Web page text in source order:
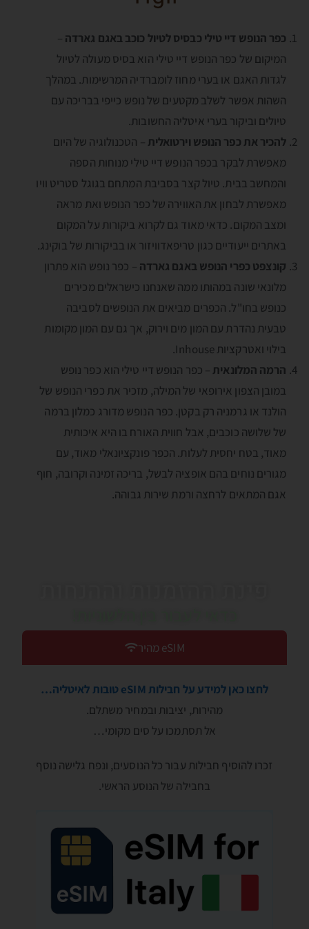
כפר הנופש דיי טילי כבסיס לטיול כוכב באגם גארדה –
המיקום של כפר הנופש דיי טילי הוא בסיס מעולה לטיול
לגדות האגם או בערי מחוז לומברדיה המרשימות. במהלך
השהות אפשר לשלב מקטעים של נופש כייפי בבריכה עם
טיולים וביקור בערי איטליה החשובות.
להכיר את כפר הנופש וירטואלית – הטכנולוגיה של היום
מאפשרת לבקר בכפר הנופש דיי טילי מנוחות הספה
והמחשב בבית. טיול קצר בסביבת המתחם בגוגל סטריט וויו
מאפשרת לבחון את האווירה של כפר הנופש ואת מראה
ומצב המקום. כדאי מאוד גם לקרוא ביקורות על המקום
באתרים ייעודיים כגון טריפאדוויזור או בביקורות של בוקינג.
קונצפט כפרי הנופש באגם גארדה – כפר נופש הוא פתרון
מלונאי שונה במהותו ממה שאנחנו כישראלים מכירים
כנופש בחו"ל. הכפרים מביאים את הנופשים לסביבה
טבעית נהדרת עם המון מים וירוק, אך גם עם המון מקומות
בילוי ואטרקציות Inhouse.
הרמה המלונאית – כפר הנופש דיי טילי הוא כפר נופש
במובן הצפון אירופאי של המילה, מזכיר את כפרי הנופש של
הולנד או גרמניה רק בקטן. כפר הנופש מדורג כמלון ברמה
של שלושה כוכבים, אבל חווית האורח בו היא איכותית
מאוד, בטח יחסית לעלות. הכפר פונקציונאלי מאוד, עם
מגורים נוחים בהם אופציה לבשל, בריכה זמינה וקרובה, חוף
אגם המתאים לרחצה ורמת שירות גבוהה.
eSIM מהיר
לחצו כאן למידע על חבילות eSIM טובות לאיטליה…
מהירות, יציבות ובמחיר משתלם.
אל תסתמכו על סים מקומי…
זכרו להוסיף חבילות עבור כל הנוסעים, ונפח גלישה נוסף
בחבילה של הנוסע הראשי.